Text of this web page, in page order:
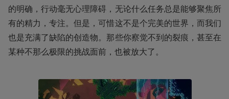
的明确，行动毫无心理障碍，无论什么任务总是能够聚焦所
有的精力，专注。但是，可惜这不是个完美的世界，而我们
也是充满了缺陷的创造物。那些你察觉不到的裂痕，甚至在
某种不那么极限的挑战面前，也被放大了。